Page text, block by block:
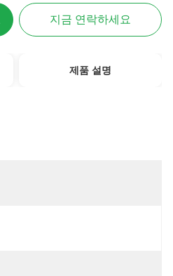
지금 연락하세요
제품 설명